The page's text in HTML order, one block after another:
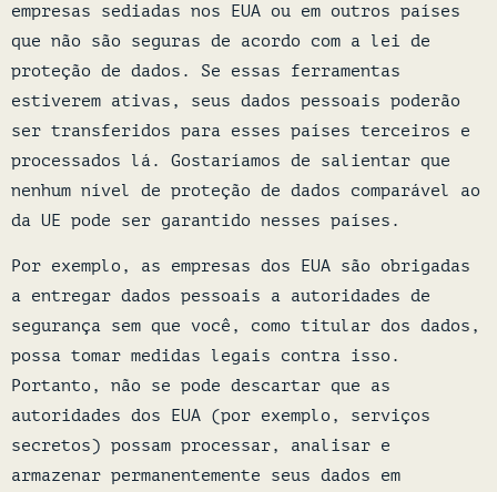
empresas sediadas nos EUA ou em outros países
que não são seguras de acordo com a lei de
proteção de dados. Se essas ferramentas
estiverem ativas, seus dados pessoais poderão
ser transferidos para esses países terceiros e
processados lá. Gostaríamos de salientar que
nenhum nível de proteção de dados comparável ao
da UE pode ser garantido nesses países.
Por exemplo, as empresas dos EUA são obrigadas
a entregar dados pessoais a autoridades de
segurança sem que você, como titular dos dados,
possa tomar medidas legais contra isso.
Portanto, não se pode descartar que as
autoridades dos EUA (por exemplo, serviços
secretos) possam processar, analisar e
armazenar permanentemente seus dados em